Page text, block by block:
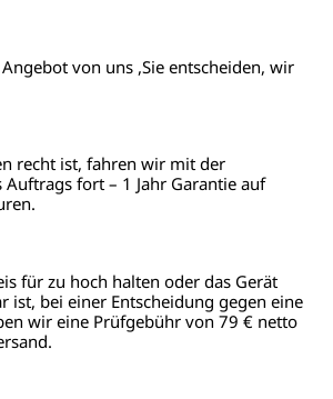
von uns ,Sie entscheiden, wir
recht ist, fahren wir mit der
fort – 1 Jahr Garantie auf
für zu hoch halten oder das Gerät
ist, bei einer Entscheidung gegen eine
wir eine Prüfgebühr von 79 € netto